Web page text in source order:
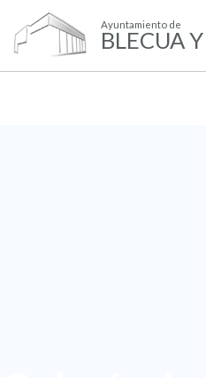
Ayuntamiento de
BLECUA